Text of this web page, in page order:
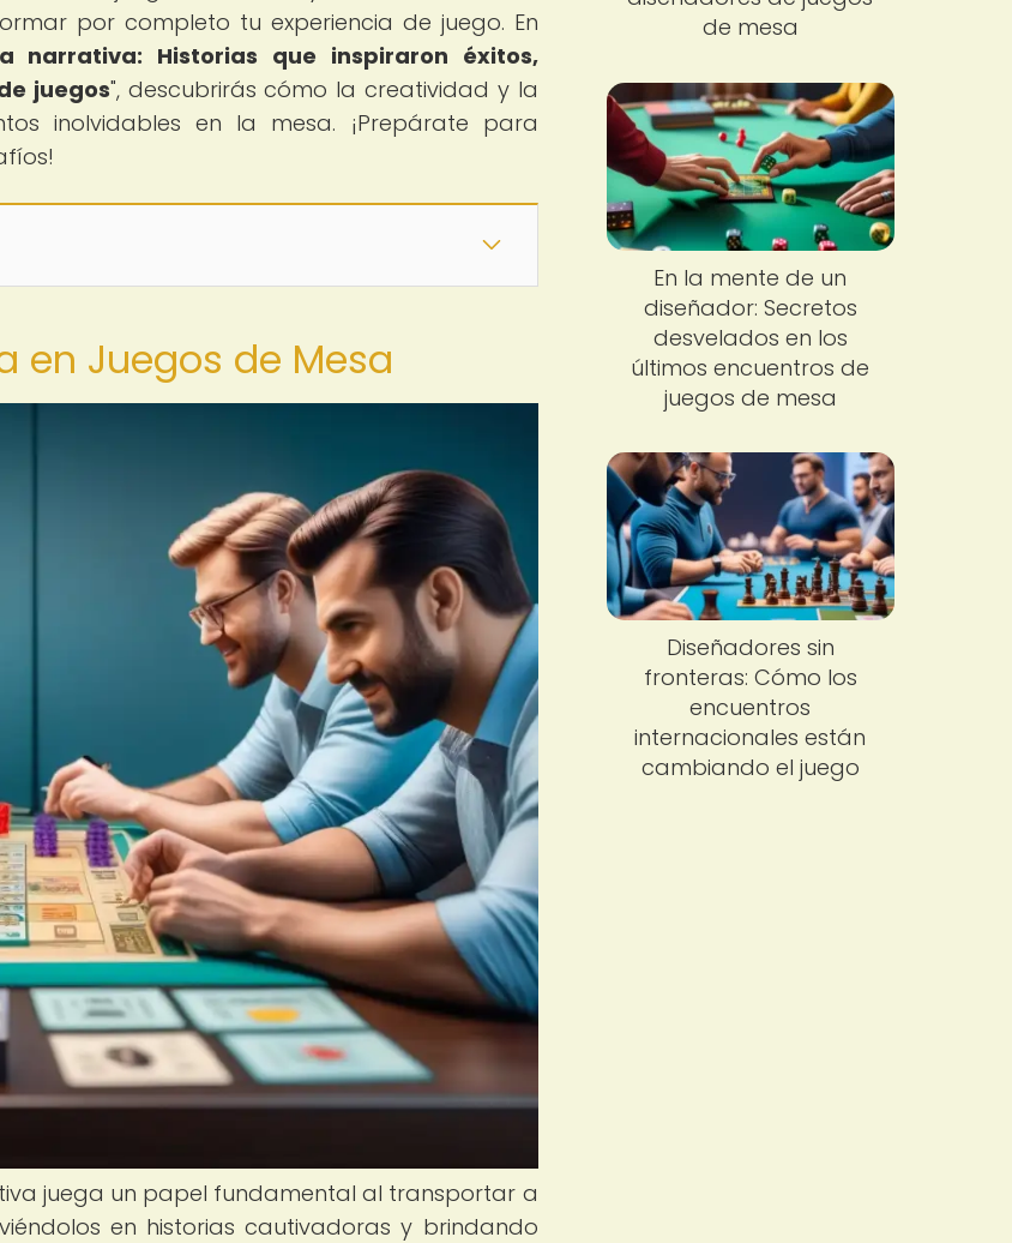
por completo tu experiencia de juego. En
narrativa: Historias que inspiraron éxitos,
juegos", descubrirás cómo la creatividad y la
inolvidables en la mesa. ¡Prepárate para
en Juegos de Mesa
juega un papel fundamental al transportar a
en historias cautivadoras y brindando
de mesa
En la mente de un
diseñador: Secretos
desvelados en los
últimos encuentros de
juegos de mesa
Diseñadores sin
fronteras: Cómo los
encuentros
internacionales están
cambiando el juego